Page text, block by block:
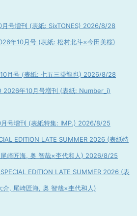
号増刊 (表紙: SixTONES) 2026/8/28
年10月号 (表紙: 松村北斗×今田美桜)
月号 (表紙: 七五三掛龍也) 2026/8/28
2026年10月号増刊 (表紙: Number_i)
号増刊 (表紙特集: IMP.) 2026/8/25
EDITION LATE SUMMER 2026 (表紙特
崎匠海, 奥 智哉×杢代和人) 2026/8/25
EDITION LATE SUMMER 2026 (表
, 尾崎匠海, 奥 智哉×杢代和人)